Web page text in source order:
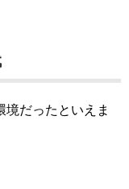
だったといえま